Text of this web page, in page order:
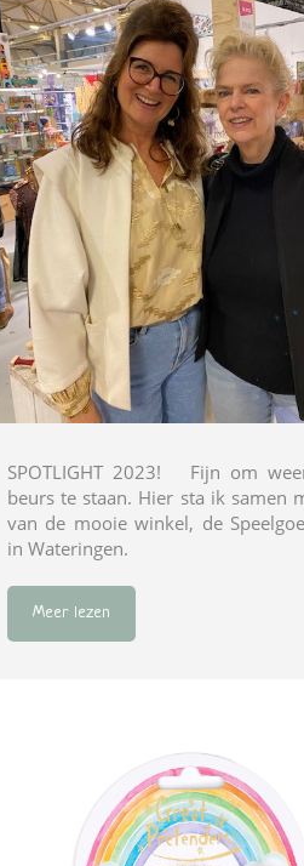
SPOTLIGHT 2023! Fijn om
beurs te staan. Hier sta ik samen
van de mooie winkel, de
in Wateringen.
Meer lezen